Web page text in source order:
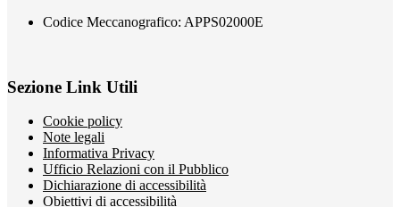
Codice Meccanografico: APPS02000E
Sezione Link Utili
Cookie policy
Note legali
Informativa Privacy
Ufficio Relazioni con il Pubblico
Dichiarazione di accessibilità
Obiettivi di accessibilità